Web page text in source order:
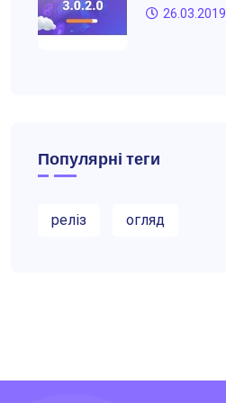
26.03.2019
Популярні теги
реліз огляд